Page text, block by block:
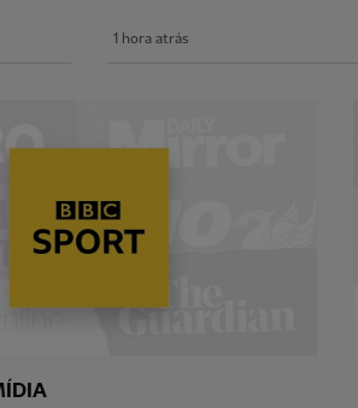
1 hora atrás